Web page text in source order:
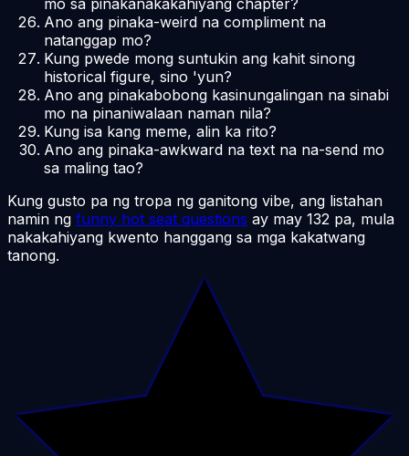
mo sa pinakanakakahiyang chapter?
Ano ang pinaka-weird na compliment na
natanggap mo?
Kung pwede mong suntukin ang kahit sinong
historical figure, sino 'yun?
Ano ang pinakabobong kasinungalingan na sinabi
mo na pinaniwalaan naman nila?
Kung isa kang meme, alin ka rito?
Ano ang pinaka-awkward na text na na-send mo
sa maling tao?
Kung gusto pa ng tropa ng ganitong vibe, ang listahan
namin ng funny hot seat questions ay may 132 pa, mula
nakakahiyang kwento hanggang sa mga kakatwang
tanong.